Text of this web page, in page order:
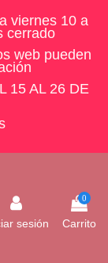
viernes 10 a
cerrado
web pueden
15 AL 26 DE
sesión
0
Carrito